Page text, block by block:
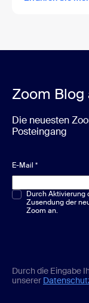
Zoom
Die neuesten
Posteingang
E-Mail *
Multiple-Choice
Durch Aktivierung
Zusendung der
Zoom an.
Durch die Eingabe
unserer